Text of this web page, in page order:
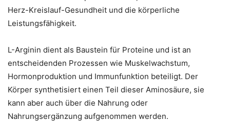
Herz-Kreislauf-Gesundheit und die körperliche
Leistungsfähigkeit.
L-Arginin dient als Baustein für Proteine ​​und ist an
entscheidenden Prozessen wie Muskelwachstum,
Hormonproduktion und Immunfunktion beteiligt. Der
Körper synthetisiert einen Teil dieser Aminosäure, sie
kann aber auch über die Nahrung oder
Nahrungsergänzung aufgenommen werden.